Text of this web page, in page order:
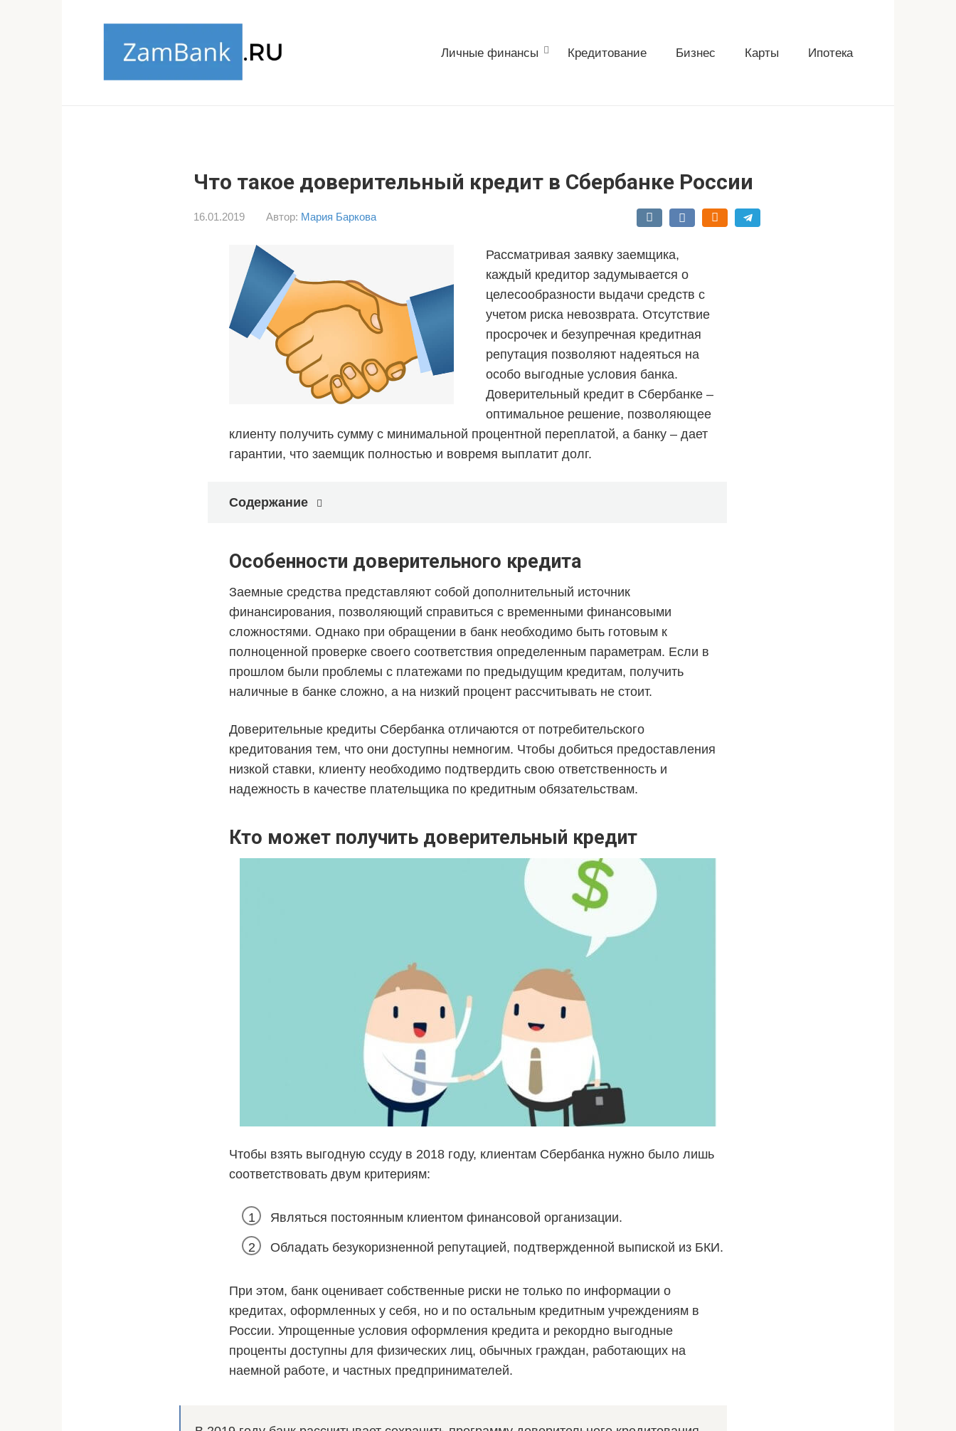
Личные финансы Кредитование Бизнес Карты Ипотека
Что такое доверительный кредит в Сбербанке России
16.01.2019 Автор: Мария Баркова
Рассматривая заявку заемщика,
каждый кредитор задумывается о
целесообразности выдачи средств с
учетом риска невозврата. Отсутствие
просрочек и безупречная кредитная
репутация позволяют надеяться на
особо выгодные условия банка.
Доверительный кредит в Сбербанке –
оптимальное решение, позволяющее
клиенту получить сумму с минимальной процентной переплатой, а банку – дает
гарантии, что заемщик полностью и вовремя выплатит долг.
Содержание
Особенности доверительного кредита
Заемные средства представляют собой дополнительный источник
финансирования, позволяющий справиться с временными финансовыми
сложностями. Однако при обращении в банк необходимо быть готовым к
полноценной проверке своего соответствия определенным параметрам. Если в
прошлом были проблемы с платежами по предыдущим кредитам, получить
наличные в банке сложно, а на низкий процент рассчитывать не стоит.
Доверительные кредиты Сбербанка отличаются от потребительского
кредитования тем, что они доступны немногим. Чтобы добиться предоставления
низкой ставки, клиенту необходимо подтвердить свою ответственность и
надежность в качестве плательщика по кредитным обязательствам.
Кто может получить доверительный кредит
Чтобы взять выгодную ссуду в 2018 году, клиентам Сбербанка нужно было лишь
соответствовать двум критериям:
Являться постоянным клиентом финансовой организации.
Обладать безукоризненной репутацией, подтвержденной выпиской из БКИ.
При этом, банк оценивает собственные риски не только по информации о
кредитах, оформленных у себя, но и по остальным кредитным учреждениям в
России. Упрощенные условия оформления кредита и рекордно выгодные
проценты доступны для физических лиц, обычных граждан, работающих на
наемной работе, и частных предпринимателей.